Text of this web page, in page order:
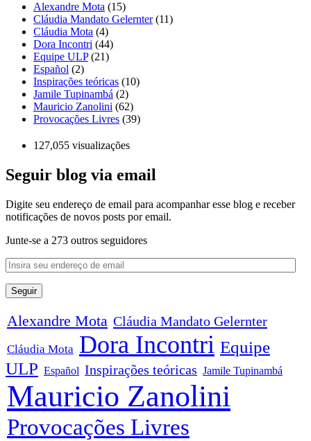
Alexandre Mota (15)
Cláudia Mandato Gelernter(11)
Cláudia Mota (4)
Dora Incontri (44)
Equipe ULP(21)
Español (2)
Inspirações teóricas (10)
Jamile Tupinambá (2)
Mauricio Zanolini (62)
Provocações Livres (39)
127,055 visualizações
Seguir blog via email
Digite seu endereço de email para acompanhar esse blog e receber
notificações de novos posts por email.
Junte-se a 273 outros seguidores
Alexandre Mota Cláudia Mandato Gelernter
Cláudia Mota Dora Incontri Equipe
ULP Español Inspirações teóricas Jamile Tupinambá
Mauricio Zanolini
Provocações Livres